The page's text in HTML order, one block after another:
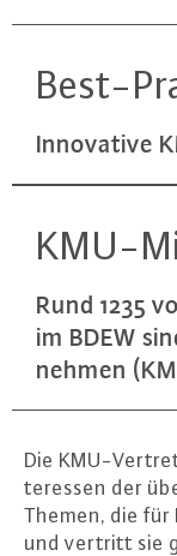
Best-
In­no­va­ti­ve
KMU-
Rund 1235
im BDEW
neh­men
Die KMU-
ter­es­sen der
Themen, die für
und vertritt sie